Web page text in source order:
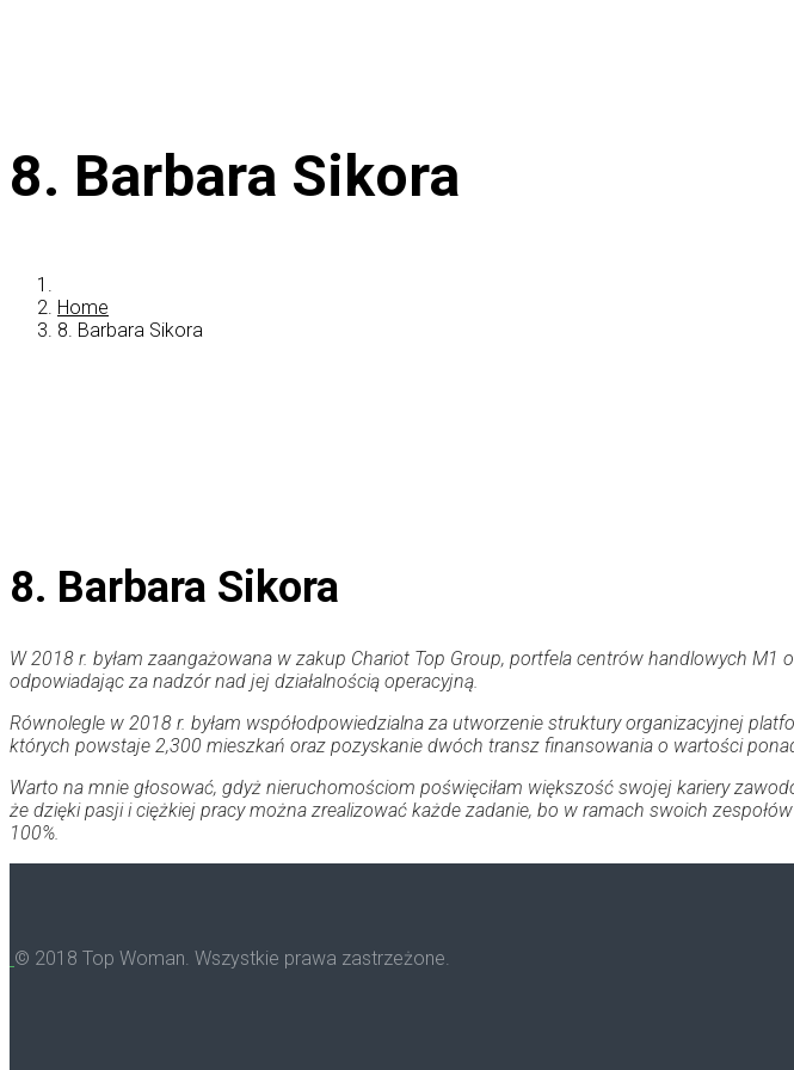
8. Barbara Sikora
Home
8. Barbara Sikora
8. Barbara Sikora
W 2018 r. byłam zaangażowana w zakup Chariot Top Group, portfela centrów handlowych
odpowiadając za nadzór nad jej działalnością operacyjną.
Równolegle w 2018 r. byłam współodpowiedzialna za utworzenie struktury organizacyjnej
których powstaje 2,300 mieszkań oraz pozyskanie dwóch transz finansowania o wartości
Warto na mnie głosować, gdyż nieruchomościom poświęciłam większość swojej kariery
że dzięki pasji i ciężkiej pracy można zrealizować każde zadanie, bo w ramach swoich
100%.
© 2018 Top Woman. Wszystkie prawa zastrzeżone.